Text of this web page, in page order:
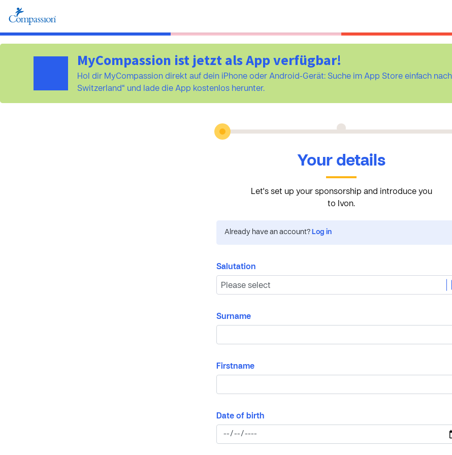
MyCompassion ist jetzt als App verfügbar!
Hol dir MyCompassion direkt auf dein iPhone oder Android-Gerät: Suche im App Store einfach
Switzerland“ und lade die App kostenlos herunter.
Your details
Let's set up your sponsorship and introduce you
to Ivon.
Already have an account? Log in
Salutation
Surname
Firstname
Date of birth